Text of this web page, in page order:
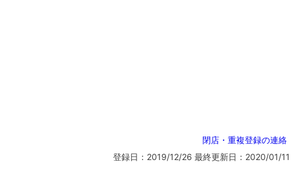
閉店・重複登録の連絡
登録日：2019/12/26 最終更新日：2020/01/11